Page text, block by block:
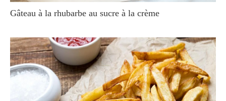
Gâteau à la rhubarbe au sucre à la crème